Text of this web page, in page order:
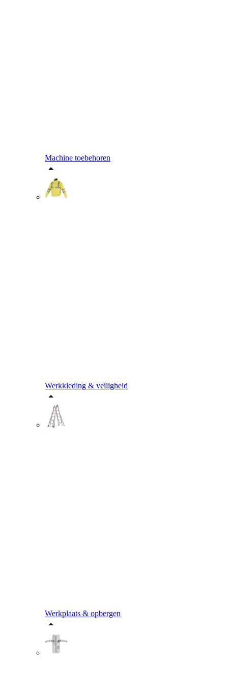
Machine toebehoren
Werkkleding & veiligheid
Werkplaats & opbergen